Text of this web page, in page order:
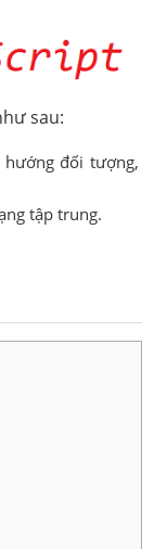
sau:
hướng đối tượng,
tập trung.